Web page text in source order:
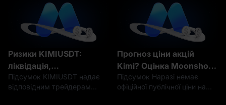
Ризики KIMIUSDT:
ліквідація,
ціноутворення,
фінансування та
Підсумок KIMIUSDT надає
відповідним трейдерам
Прогноз ціни акцій
Kimi? Оцінка Moonshot
ШІ та перспективи IPO у
2026–2030 рр.
Підсумок Наразі немає
офіційної публічної ціни на